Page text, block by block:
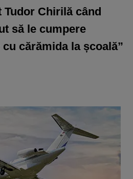
Tudor Chirilă când
să le cumpere
cărămida la școală”